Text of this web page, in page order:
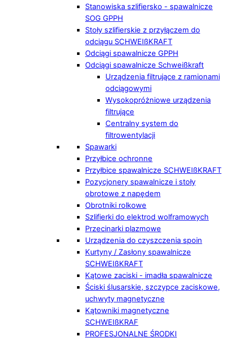
Stanowiska szlifiersko - spawalnicze
SOG GPPH
Stoły szlifierskie z przyłączem do
odciągu SCHWEIßKRAFT
Odciągi spawalnicze GPPH
Odciągi spawalnicze Schweißkraft
Urządzenia filtrujące z ramionami
odciągowymi
Wysokopróżniowe urządzenia
filtrujące
Centralny system do
filtrowentylacji
Spawarki
Przyłbice ochronne
Przyłbice spawalnicze SCHWEIßKRAFT
Pozycjonery spawalnicze i stoły
obrotowe z napędem
Obrotniki rolkowe
Szlifierki do elektrod wolframowych
Przecinarki plazmowe
Urządzenia do czyszczenia spoin
Kurtyny / Zasłony spawalnicze
SCHWEIßKRAFT
Kątowe zaciski - imadła spawalnicze
Ściski ślusarskie, szczypce zaciskowe,
uchwyty magnetyczne
Kątowniki magnetyczne
SCHWEIßKRAF
PROFESJONALNE ŚRODKI